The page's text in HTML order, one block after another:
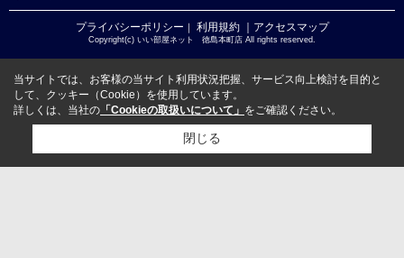
プライバシーポリシー ｜ 利用規約 ｜アクセスマップ
Copyright(c) いい部屋ネット 徳島本町店 All rights reserved.
当サイトでは、お客様の当サイト利用状況把握、サービス向上検討を目的と
して、クッキー（Cookie）を使用しています。
詳しくは、当社の 「Cookieの取扱いについて」 をご確認ください。
閉じる